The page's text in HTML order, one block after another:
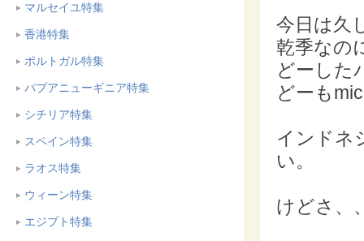
マルセイユ特集
香港特集
ポルトガル特集
パプアニューギニア特集
シチリア特集
スペイン特集
ラオス特集
ウィーン特集
エジプト特集
今日は久
乾季なの
どーした
どーも
インドネ
い。
けどさ、